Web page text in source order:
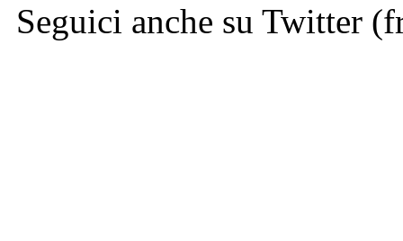
Seguici anche su Twitter